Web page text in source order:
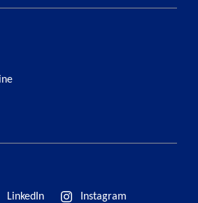
LinkedIn Instagram